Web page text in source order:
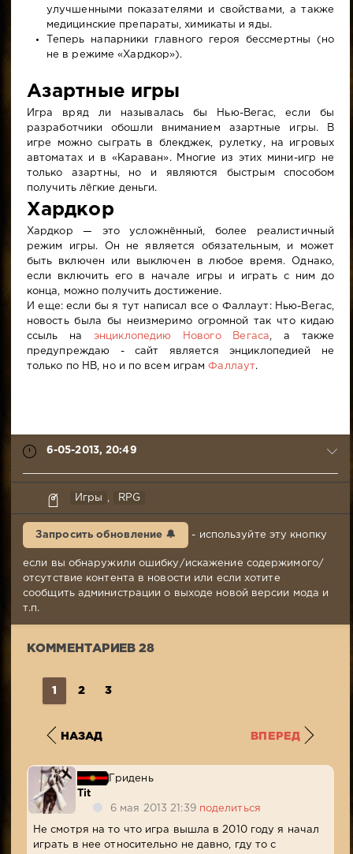
улучшенными показателями и свойствами, а также
медицинские препараты, химикаты и яды.
Теперь напарники главного героя бессмертны (но
не в режиме «Хардкор»).
Азартные игры
Игра вряд ли называлась бы Нью-Вегас, если бы
разработчики обошли вниманием азартные игры. В
игре можно сыграть в блекджек, рулетку, на игровых
автоматах и в «Караван». Многие из этих мини-игр не
только азартны, но и являются быстрым способом
получить лёгкие деньги.
Хардкор
Хардкор — это усложнённый, более реалистичный
режим игры. Он не является обязательным, и может
быть включен или выключен в любое время. Однако,
если включить его в начале игры и играть с ним до
конца, можно получить достижение.
И еще: если бы я тут написал все о Фаллаут: Нью-Вегас,
новость была бы неизмеримо огромной так что кидаю
ссыль наэнциклопедию Нового Вегаса , а также
предупреждаю - сайт является энциклопедией не
только по НВ, но и по всем играмФаллаут.
6-05-2013, 20:49
Tit
6-
20:49
Комментариев:
28
Игры , RPG
Запросить обновление 🔔 - используйте эту кнопку
если вы обнаружили ошибку/искажение содержимого/
отсутствие контента в новости или если хотите
сообщить администрации о выходе новой версии мода и
т.п.
КОММЕНТАРИЕВ 28
1 2 3
НАЗАД ВПЕРЕД
Гридень
Tit
6 мая 2013 21:39 поделиться
Не смотря на то что игра вышла в 2010 году я начал
играть в нее относительно не давно, гду то с